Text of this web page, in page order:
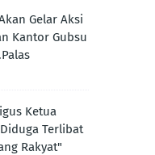
Gelar Aksi
Kantor Gubsu
Ketua
Terlibat
Rakyat"